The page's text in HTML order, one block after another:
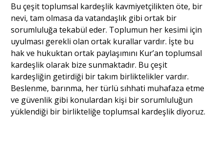
Bu çeşit toplumsal kardeşlik kavmiyetçilikten öte, bir
nevi, tam olmasa da vatandaşlık gibi ortak bir
sorumluluğa tekabül eder. Toplumun her kesimi için
uyulması gerekli olan ortak kurallar vardır. İşte bu
hak ve hukuktan ortak paylaşımını Kur’an toplumsal
kardeşlik olarak bize sunmaktadır. Bu çeşit
kardeşliğin getirdiği bir takım birliktelikler vardır.
Beslenme, barınma, her türlü sıhhati muhafaza etme
ve güvenlik gibi konulardan kişi bir sorumluluğun
yüklendiği bir birlikteliğe toplumsal kardeşlik diyoruz.